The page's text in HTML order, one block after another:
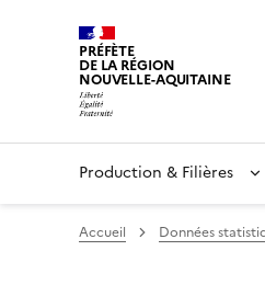
PRÉFÈTE
DE LA RÉGION
NOUVELLE-AQUITAINE
Production & Filières
Accueil Données